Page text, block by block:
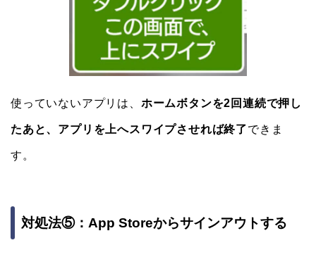
使っていないアプリは、 ホームボタンを2回連続で押し
たあと、アプリを上へスワイプさせれば終了できま
す。
対処法⑤：App Storeからサインアウトする